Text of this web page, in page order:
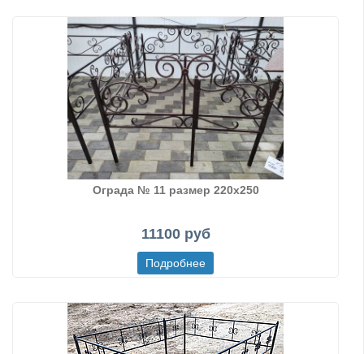
Ограда № 11 размер 220х250
11100 руб